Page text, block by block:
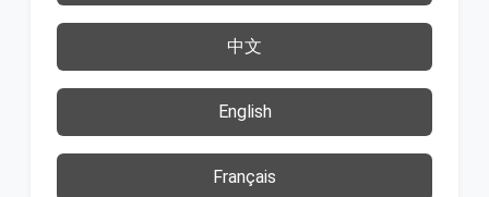
中文
English
Français